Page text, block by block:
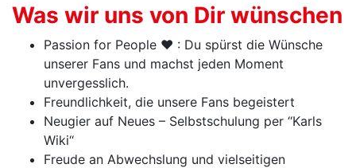
Was wir uns von Dir wünschen
Passion for People ♥ : Du spürst die Wünsche
unserer Fans und machst jeden Moment
unvergesslich.
Freundlichkeit, die unsere Fans begeistert
Neugier auf Neues – Selbstschulung per ‘‘Karls
Wiki‘‘
Freude an Abwechslung und vielseitigen